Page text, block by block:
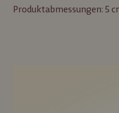
Produktabmessungen: 5